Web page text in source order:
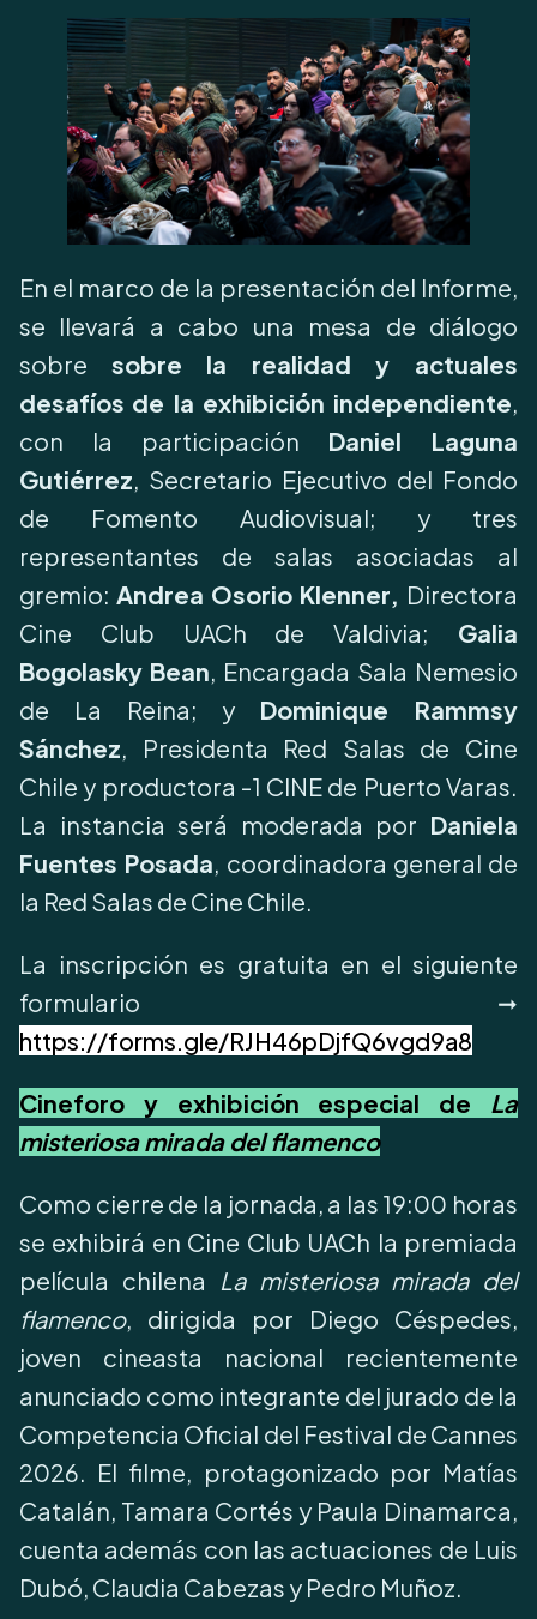
En el marco de la presentación del Informe,
se llevará a cabo una mesa de diálogo
sobre sobre la realidad y actuales
desafíos de la exhibición independiente,
con la participación Daniel Laguna
Gutiérrez, Secretario Ejecutivo del Fondo
de Fomento Audiovisual; y tres
representantes de salas asociadas al
gremio: Andrea Osorio Klenner, Directora
Cine Club UACh de Valdivia; Galia
Bogolasky Bean, Encargada Sala Nemesio
de La Reina; y Dominique Rammsy
Sánchez, Presidenta Red Salas de Cine
Chile y productora -1 CINE de Puerto Varas.
La instancia será moderada por Daniela
Fuentes Posada, coordinadora general de
la Red Salas de Cine Chile.
La inscripción es gratuita en el siguiente
formulario ➞
https://forms.gle/RJH46pDjfQ6vgd9a8
Cineforo y exhibición especial de La
misteriosa mirada del flamenco
Como cierre de la jornada, a las 19:00 horas
se exhibirá en Cine Club UACh la premiada
película chilena La misteriosa mirada del
flamenco, dirigida por Diego Céspedes,
joven cineasta nacional recientemente
anunciado como integrante del jurado de la
Competencia Oficial del Festival de Cannes
2026. El filme, protagonizado por Matías
Catalán, Tamara Cortés y Paula Dinamarca,
cuenta además con las actuaciones de Luis
Dubó, Claudia Cabezas y Pedro Muñoz.